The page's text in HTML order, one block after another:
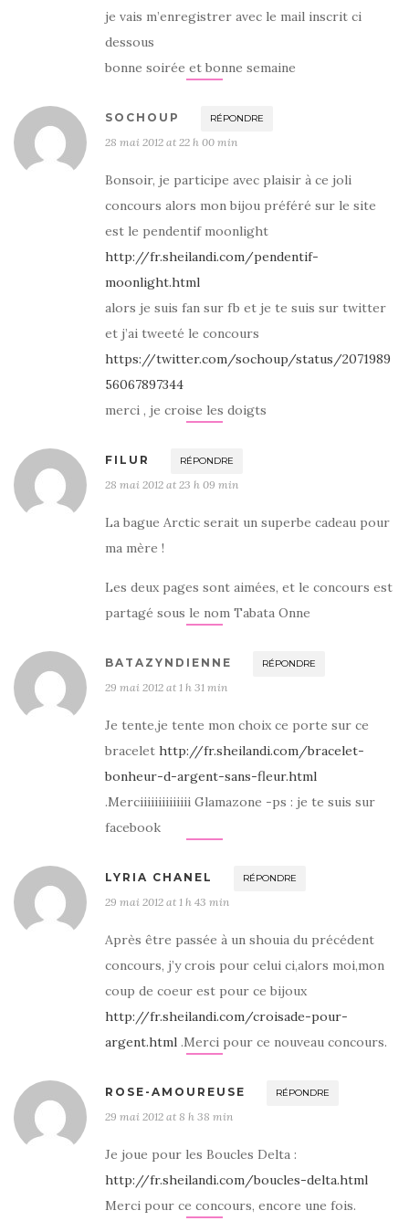
je vais m’enregistrer avec le mail inscrit ci
dessous
bonne soirée et bonne semaine
SOCHOUP RÉPONDRE
28 mai 2012 at 22 h 00 min
Bonsoir, je participe avec plaisir à ce joli
concours alors mon bijou préféré sur le site
est le pendentif moonlight
http://fr.sheilandi.com/pendentif-
moonlight.html
alors je suis fan sur fb et je te suis sur twitter
et j’ai tweeté le concours
https://twitter.com/sochoup/status/2071989
56067897344
merci , je croise les doigts
FILUR RÉPONDRE
28 mai 2012 at 23 h 09 min
La bague Arctic serait un superbe cadeau pour
ma mère !
Les deux pages sont aimées, et le concours est
partagé sous le nom Tabata Onne
BATAZYNDIENNE RÉPONDRE
29 mai 2012 at 1 h 31 min
Je tente,je tente mon choix ce porte sur ce
bracelet http://fr.sheilandi.com/bracelet-
bonheur-d-argent-sans-fleur.html
.Merciiiiiiiiiiiiii Glamazone -ps : je te suis sur
facebook
LYRIA CHANEL RÉPONDRE
29 mai 2012 at 1 h 43 min
Après être passée à un shouia du précédent
concours, j’y crois pour celui ci,alors moi,mon
coup de coeur est pour ce bijoux
http://fr.sheilandi.com/croisade-pour-
argent.html .Merci pour ce nouveau concours.
ROSE-AMOUREUSE RÉPONDRE
29 mai 2012 at 8 h 38 min
Je joue pour les Boucles Delta :
http://fr.sheilandi.com/boucles-delta.html
Merci pour ce concours, encore une fois.